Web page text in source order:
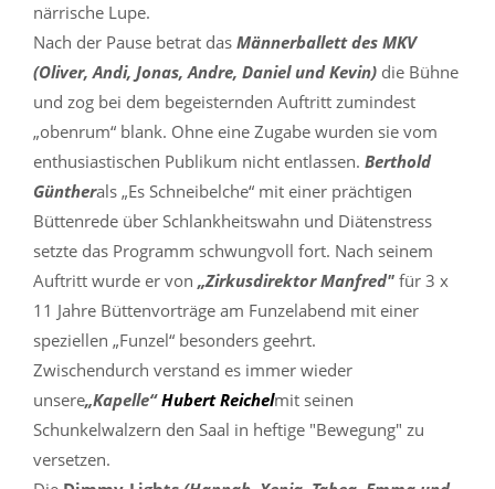
närrische Lupe.
Nach der Pause betrat das Männerballett des MKV
(Oliver, Andi, Jonas, Andre, Daniel und Kevin) die Bühne
und zog bei dem begeisternden Auftritt zumindest
„obenrum“ blank. Ohne eine Zugabe wurden sie vom
enthusiastischen Publikum nicht entlassen. Berthold
Güntherals „Es Schneibelche“ mit einer prächtigen
Büttenrede über Schlankheitswahn und Diätenstress
setzte das Programm schwungvoll fort. Nach seinem
Auftritt wurde er von „Zirkusdirektor Manfred" für 3 x
11 Jahre Büttenvorträge am Funzelabend mit einer
speziellen „Funzel“ besonders geehrt.
Zwischendurch verstand es immer wieder
unsere„Kapelle“Hubert Reichelmit seinen
Schunkelwalzern den Saal in heftige "Bewegung" zu
versetzen.